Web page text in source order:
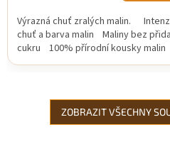
Výrazná chuť zralých malin.
chuť a barva malin Maliny bez
cukru 100% přírodní kousky malin
ZOBRAZIT VŠECHNY